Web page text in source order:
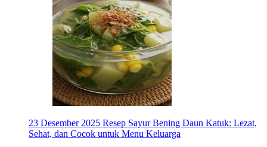
23 Desember 2025 Resep Sayur Bening Daun Katuk: Lezat,
Sehat, dan Cocok untuk Menu Keluarga